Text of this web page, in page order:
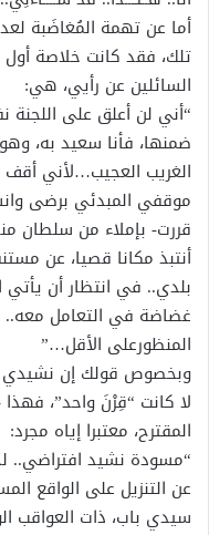
أما عن تهمة المُغاضَبة
تلك، فقد كانت خلاصة
السائلين عن رأيي، هي:
“أني لن أعلق على
ضمنها، فأنا سعيد به،
الغريب العجيب…لأني
موقفي المبدئي برضى
قررت- بإملاء من سلطان
أنتبذ مكانا قصيا، عن
بلدي.. في انتظار أن
غضاضة في التعامل معه..
المنظورعلى الأقل…”
وبخصوص قولك إن نشيدي
لا كانت “قِرْنَ واحد”،
المقترح، معتبرا إياه مجرد:
“مسودة نشيد افتراضي..
عن التنزيل على الواقع
سيدي باب، ذات العواقب